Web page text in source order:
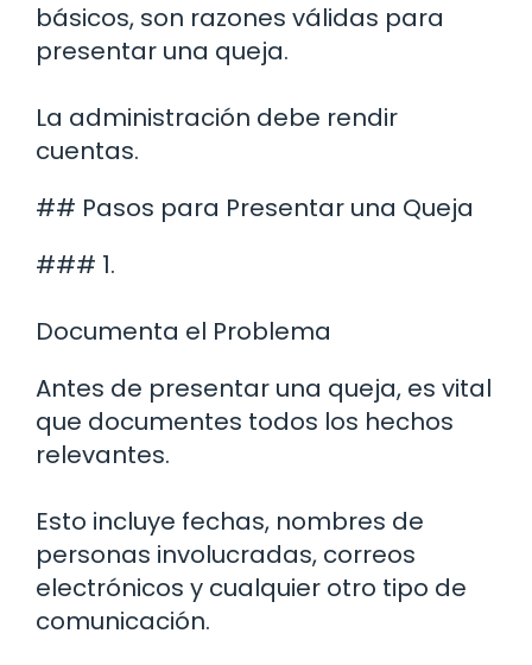
básicos, son razones válidas para
presentar una queja.
La administración debe rendir
cuentas.
## Pasos para Presentar una Queja
### 1.
Documenta el Problema
Antes de presentar una queja, es vital
que documentes todos los hechos
relevantes.
Esto incluye fechas, nombres de
personas involucradas, correos
electrónicos y cualquier otro tipo de
comunicación.